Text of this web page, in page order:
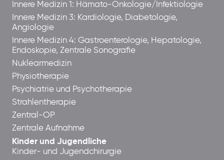
Innere Medizin 1: Hämato-Onkologie/Infektiologie
Innere Medizin 3: Kardiologie, Diabetologie,
Angiologie
Innere Medizin 4: Gastroenterologie, Hepatologie,
Endoskopie, Zentrale Sonografie
Nuklearmedizin
Physiotherapie
Psychiatrie und Psychotherapie
Strahlentherapie
Zentral-OP
Zentrale Aufnahme
Kinder und Jugendliche
Kinder- und Jugendchirurgie